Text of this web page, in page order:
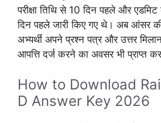
परीक्षा तिथि से 10 दिन पहले और एडमिट
दिन पहले जारी किए गए थे। अब आंसर
अभ्यर्थी अपने प्रश्न पत्र और उत्तर
आपत्ति दर्ज करने का अवसर भी प्राप्त
How to Download
D Answer Key 2026